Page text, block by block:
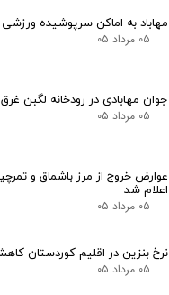
مهاباد به اماکن سرپوشیده ورزشی
۰۵ مرداد ۰۵
جوان مهابادی در رودخانه لگبن
۰۵ مرداد ۰۵
عوارض خروج از مرز باشماق و
اعلام شد
۰۵ مرداد ۰۵
نرخ بنزین در اقلیم کوردستان
۰۵ مرداد ۰۵